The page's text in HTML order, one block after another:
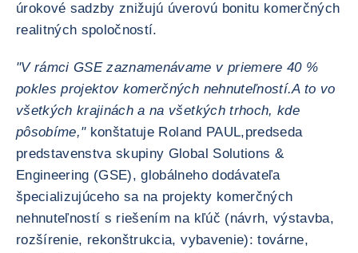
úrokové sadzby znižujú úverovú bonitu komerčných
realitných spoločností.
"V rámci GSE zaznamenávame v priemere 40 %
pokles projektov komerčných nehnuteľností.A to vo
všetkých krajinách a na všetkých trhoch, kde
pôsobíme,"konštatuje Roland PAUL,predseda
predstavenstva skupiny Global Solutions &
Engineering (GSE), globálneho dodávateľa
špecializujúceho sa na projekty komerčných
nehnuteľností s riešením na kľúč (návrh, výstavba,
rozšírenie, rekonštrukcia, vybavenie): továrne,